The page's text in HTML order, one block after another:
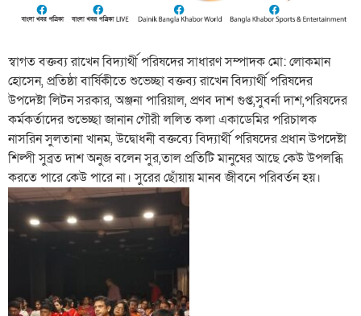
স্বাগত বক্তব্য রাখেন বিদ্যার্থী পরিষদের সাধারণ সম্পাদক মো: লোকমান
হোসেন, প্রতিষ্ঠা বার্ষিকীতে শুভেচ্ছা বক্তব্য রাখেন বিদ্যার্থী পরিষদের
উপদেষ্টা লিটন সরকার, অঞ্জনা পারিয়াল, প্রণব দাশ গুপ্ত,সুবর্না দাশ,পরিষদের
কর্মকর্তাদের শুভেচ্ছা জানান গৌরী ললিত কলা একাডেমির পরিচালক
নাসরিন সুলতানা খানম, উদ্বোধনী বক্তব্যে বিদ্যার্থী পরিষদের প্রধান উপদেষ্টা
শিল্পী সুব্রত দাশ অনুজ বলেন সুর,তাল প্রতিটি মানুষের আছে কেউ উপলব্ধি
করতে পারে কেউ পারে না। সুরের ছোঁয়ায় মানব জীবনে পরিবর্তন হয়।